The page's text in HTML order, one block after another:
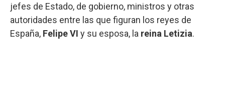
jefes de Estado, de gobierno, ministros y otras
autoridades entre las que figuran los reyes de
España, Felipe VI y su esposa, la reina Letizia.